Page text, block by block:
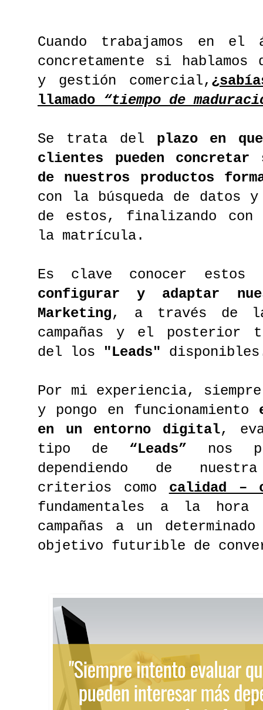
Cuando trabajamos en el
concretamente si hablamos
y gestión comercial,
llamado “tiempo de
Se trata del plazo en
clientes pueden concretar
de nuestros productos
con la búsqueda de datos
de estos, finalizando
la matrícula.
Es clave conocer estos
configurar y adaptar
Marketing, a través de
campañas y el posterior
del los
"Leads"
Por mi experiencia,
y pongo en funcionamiento
en un entorno digital,
tipo de “Leads” nos
dependiendo de
criterios como calidad –
fundamentales a la
campañas a un
objetivo futurible de